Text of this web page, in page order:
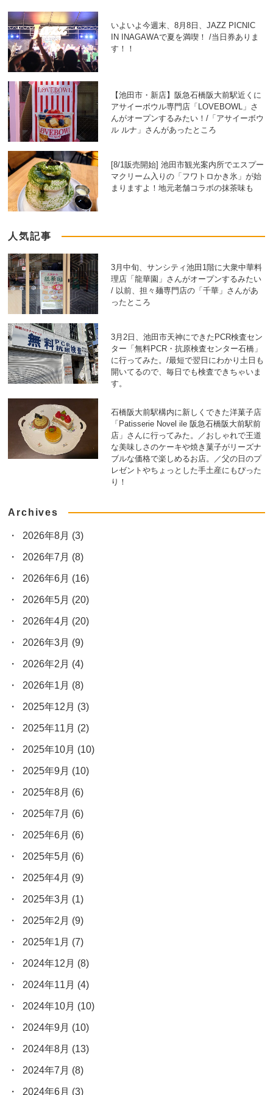
いよいよ今週末、8月8日、JAZZ PICNIC
IN INAGAWAで夏を満喫！ /当日券ありま
す！！
【池田市・新店】阪急石橋阪大前駅近くに
アサイーボウル専門店「LOVEBOWL」さ
んがオープンするみたい！/「アサイーボウ
ル ルナ」さんがあったところ
[8/1販売開始] 池田市観光案内所でエスプー
マクリーム入りの「フワトロかき氷」が始
まりますよ！地元老舗コラボの抹茶味も
人気記事
3月中旬、サンシティ池田1階に大衆中華料
理店「龍華園」さんがオープンするみたい
/ 以前、担々麺専門店の「千華」さんがあ
ったところ
3月2日、池田市天神にできたPCR検査セン
ター「無料PCR・抗原検査センター石橋」
に行ってみた。/最短で翌日にわかり土日も
開いてるので、毎日でも検査できちゃいま
す。
石橋阪大前駅構内に新しくできた洋菓子店
「Patisserie Novel ile 阪急石橋阪大前駅前
店」さんに行ってみた。／おしゃれで王道
な美味しさのケーキや焼き菓子がリーズナ
ブルな価格で楽しめるお店。／父の日のプ
レゼントやちょっとした手土産にもぴった
り！
Archives
2026年8月 (3)
2026年7月 (8)
2026年6月 (16)
2026年5月 (20)
2026年4月 (20)
2026年3月 (9)
2026年2月 (4)
2026年1月 (8)
2025年12月 (3)
2025年11月 (2)
2025年10月 (10)
2025年9月 (10)
2025年8月 (6)
2025年7月 (6)
2025年6月 (6)
2025年5月 (6)
2025年4月 (9)
2025年3月 (1)
2025年2月 (9)
2025年1月 (7)
2024年12月 (8)
2024年11月 (4)
2024年10月 (10)
2024年9月 (10)
2024年8月 (13)
2024年7月 (8)
2024年6月 (3)